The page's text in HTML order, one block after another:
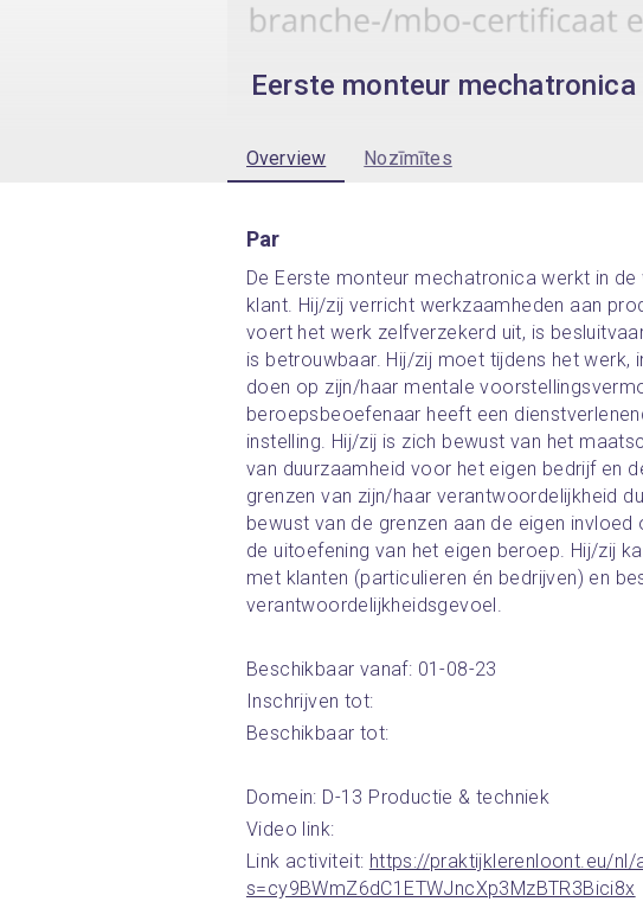
Eerste monteur
Overview Nozīmītes
Par
De Eerste monteur mechatronica werkt in
klant. Hij/zij verricht werkzaamheden aan
voert het werk zelfverzekerd uit, is
is betrouwbaar. Hij/zij moet tijdens het werk,
doen op zijn/haar mentale
beroepsbeoefenaar heeft een
instelling. Hij/zij is zich bewust van het
van duurzaamheid voor het eigen bedrijf en
grenzen van zijn/haar verantwoordelijkheid
bewust van de grenzen aan de eigen
de uitoefening van het eigen beroep. Hij/zij
met klanten (particulieren én bedrijven) en
verantwoordelijkheidsgevoel.
Beschikbaar vanaf: 01-08-23
Inschrijven tot:
Beschikbaar tot:
Domein: D-13 Productie & techniek
Video link:
Link activiteit: https://praktijklerenloont.eu/
s=cy9BWmZ6dC1ETWJncXp3MzBTR3Bici8x